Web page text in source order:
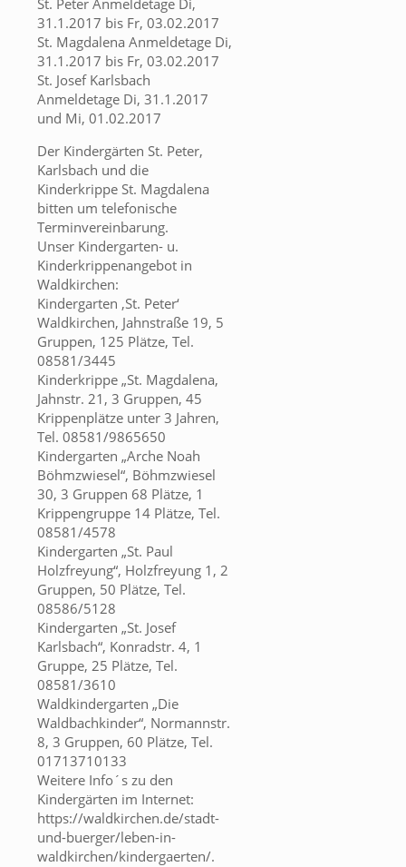
St. Peter Anmeldetage Di,
31.1.2017 bis Fr, 03.02.2017
St. Magdalena Anmeldetage Di,
31.1.2017 bis Fr, 03.02.2017
St. Josef Karlsbach
Anmeldetage Di, 31.1.2017
und Mi, 01.02.2017
Der Kindergärten St. Peter,
Karlsbach und die
Kinderkrippe St. Magdalena
bitten um telefonische
Terminvereinbarung.
Unser Kindergarten- u.
Kinderkrippenangebot in
Waldkirchen:
Kindergarten ‚St. Peter‘
Waldkirchen, Jahnstraße 19, 5
Gruppen, 125 Plätze, Tel.
08581/3445
Kinderkrippe „St. Magdalena,
Jahnstr. 21, 3 Gruppen, 45
Krippenplätze unter 3 Jahren,
Tel. 08581/9865650
Kindergarten „Arche Noah
Böhmzwiesel“, Böhmzwiesel
30, 3 Gruppen 68 Plätze, 1
Krippengruppe 14 Plätze, Tel.
08581/4578
Kindergarten „St. Paul
Holzfreyung“, Holzfreyung 1, 2
Gruppen, 50 Plätze, Tel.
08586/5128
Kindergarten „St. Josef
Karlsbach“, Konradstr. 4, 1
Gruppe, 25 Plätze, Tel.
08581/3610
Waldkindergarten „Die
Waldbachkinder“, Normannstr.
8, 3 Gruppen, 60 Plätze, Tel.
01713710133
Weitere Info´s zu den
Kindergärten im Internet:
https://waldkirchen.de/stadt-
und-buerger/leben-in-
waldkirchen/kindergaerten/.